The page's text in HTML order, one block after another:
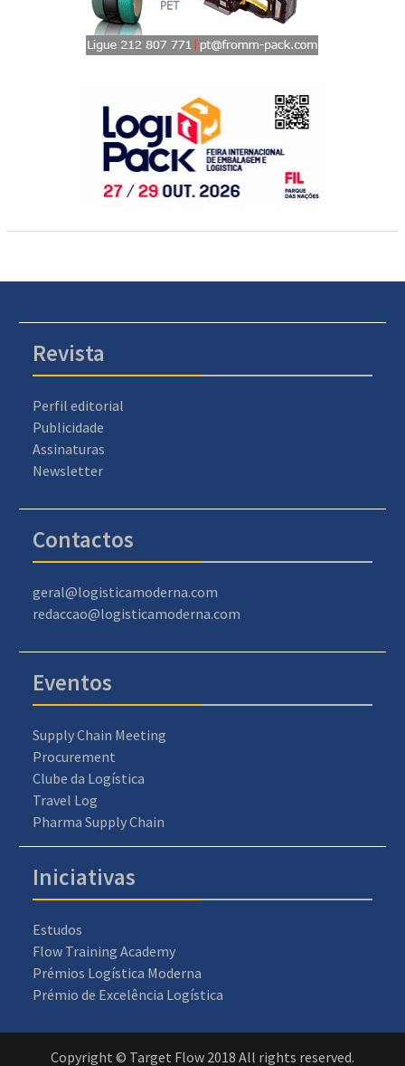
Revista
Perfil editorial
Publicidade
Assinaturas
Newsletter
Contactos
geral@logisticamoderna.com
redaccao@logisticamoderna.com
Eventos
Supply Chain Meeting
Procurement
Clube da Logística
Travel Log
Pharma Supply Chain
Iniciativas
Estudos
Flow Training Academy
Prémios Logística Moderna
Prémio de Excelência Logística
Copyright © Target Flow 2018 All rights reserved.